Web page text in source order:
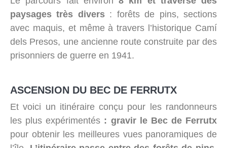
paysages très divers: forêts de pins, sections
avec maquis, et même à travers l’historique Camí
dels Presos, une ancienne route construite par des
prisonniers de guerre en 1941.
ASCENSION DU BEC DE FERRUTX
Et voici un itinéraire conçu pour les randonneurs
les plus expérimentés : gravir le Bec de Ferrutx
pour obtenir les meilleures vues panoramiques de